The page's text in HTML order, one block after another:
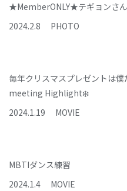
★MemberONLY★テギョンさ
2024.2.8 PHOTO
毎年クリスマスプレゼントは
meeting Highlight❄️
2024.1.19 MOVIE
MBTIダンス練習
2024.1.4 MOVIE